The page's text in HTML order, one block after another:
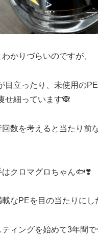
かりづらいのですが、
目立ったり、未使用の
せ細っています🙈
数を考えると当たり前
はクロマグロちゃん🐟❣️
なPEを目の当たりにし
ィングを始めて3年間